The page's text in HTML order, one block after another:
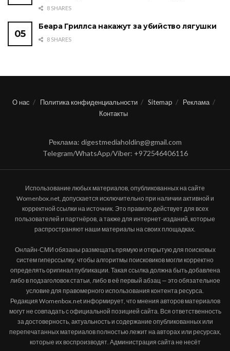
8 SHARES
Беара Гриллса накажут за убийство лягушки
8 SHARES
О нас Политика конфиденциальности Sitemap
Реклама
Контакты
Реклама: digestmediaholding@gmail.com
Telegram/WhatsApp/Viber: +972546406116
Использование любых материалов, опубликованных на сайте
Womenbox.net, допускается исключительно при наличии активной и
корректной ссылки на источник. Это правило действует для всех
пользователей и партнёров, а также для интернет-изданий, которые
распространяют наши материалы на своих площадках.
Онлайн-СМИ обязаны размещать прямую и открытую для поисковых
систем гиперссылку, чтобы алгоритмы поисковиков могли корректно
определять оригинал публикации. Такая ссылка должна быть добавлена
либо в подзаголовок статьи, либо в её первый абзац — это обязательное
условие для правомерного использования контента ресурса.
Редакция Womenbox.net информирует, что мнения авторов материалов
могут не совпадать с официальной позицией сайта. Вся ответственность
за достоверность, актуальность и содержание опубликованных или
перепечатанных материалов полностью лежит на авторах или ресурсах,
которые их воспроизводят. Администрация сайта не несёт